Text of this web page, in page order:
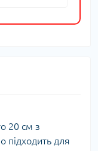
20 см з
підходить для